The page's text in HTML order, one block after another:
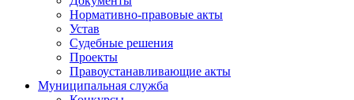
Нормативно-правовые акты
Устав
Судебные решения
Проекты
Правоустанавливающие акты
Муниципальная служба